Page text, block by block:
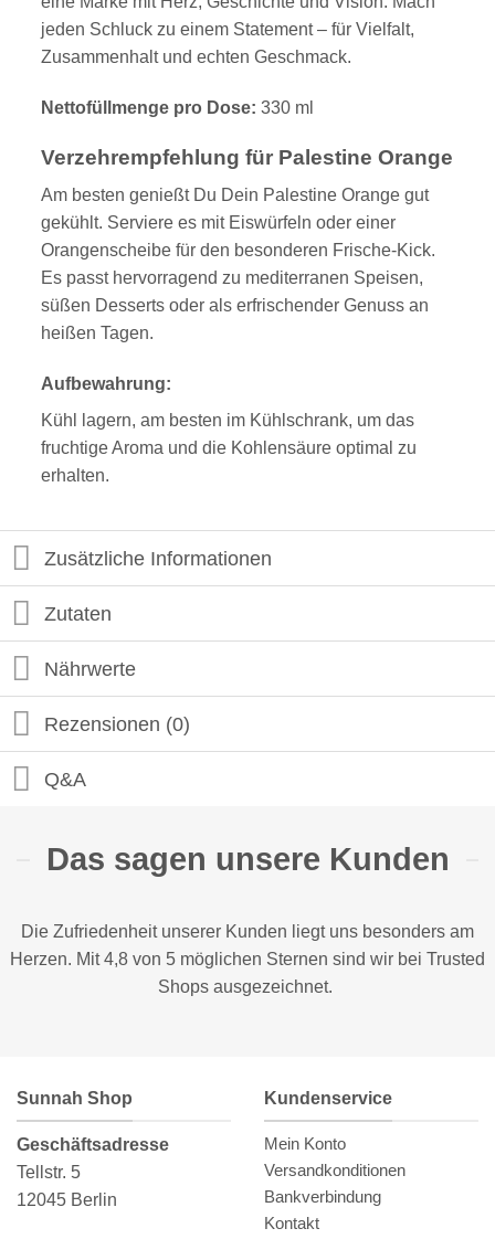
jeden Schluck zu einem Statement – für Vielfalt,
Zusammenhalt und echten Geschmack.
Nettofüllmenge pro Dose: 330 ml
Verzehrempfehlung für Palestine Orange
Am besten genießt Du Dein Palestine Orange gut
gekühlt. Serviere es mit Eiswürfeln oder einer
Orangenscheibe für den besonderen Frische-Kick.
Es passt hervorragend zu mediterranen Speisen,
süßen Desserts oder als erfrischender Genuss an
heißen Tagen.
Aufbewahrung:
Kühl lagern, am besten im Kühlschrank, um das
fruchtige Aroma und die Kohlensäure optimal zu
erhalten.
Zusätzliche Informationen
Zutaten
Nährwerte
Rezensionen (0)
Q&A
Das sagen unsere Kunden
Die Zufriedenheit unserer Kunden liegt uns besonders am
Herzen. Mit 4,8 von 5 möglichen Sternen sind wir bei Trusted
Shops ausgezeichnet.
Sunnah Shop
Geschäftsadresse
Tellstr. 5
12045 Berlin
Kundenservice
Mein Konto
Versandkonditionen
Bankverbindung
Kontakt